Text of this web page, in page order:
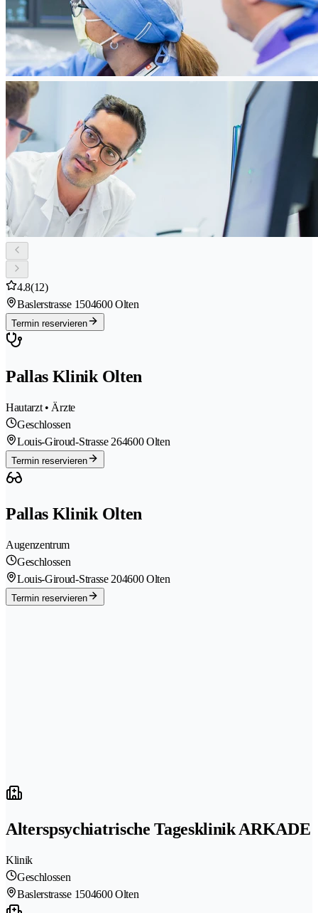
4.8(12)
Baslerstrasse 1504600 Olten
Termin reservieren
Pallas Klinik Olten
Hautarzt • Ärzte
Geschlossen
Louis-Giroud-Strasse 264600 Olten
Termin reservieren
Pallas Klinik Olten
Augenzentrum
Geschlossen
Louis-Giroud-Strasse 204600 Olten
Termin reservieren
Alterspsychiatrische Tagesklinik ARKADE
Klinik
Geschlossen
Baslerstrasse 1504600 Olten